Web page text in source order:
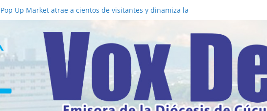
católico para convertirse en “Superancianos”
Pop Up Market atrae a cientos de visitantes y dinamiza la
Salud mental a la mesa: la importancia de hablarlo en
familia
Lo que tienen en común la nueva Película Toy Story 5 y el
Papa León XIV
Realizadores de Vox Dei fortalecen su identidad
institucional y habilidades en comunicación visual